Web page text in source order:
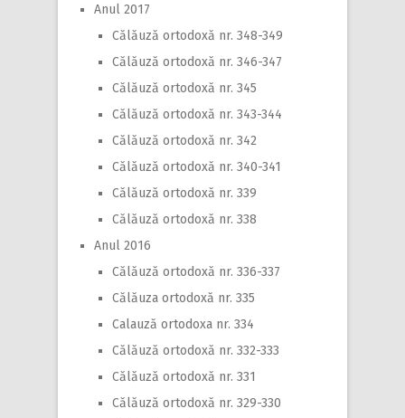
Anul 2017
Călăuză ortodoxă nr. 348-349
Călăuză ortodoxă nr. 346-347
Călăuză ortodoxă nr. 345
Călăuză ortodoxă nr. 343-344
Călăuză ortodoxă nr. 342
Călăuză ortodoxă nr. 340-341
Călăuză ortodoxă nr. 339
Călăuză ortodoxă nr. 338
Anul 2016
Călăuză ortodoxă nr. 336-337
Călăuza ortodoxă nr. 335
Calauză ortodoxa nr. 334
Călăuză ortodoxă nr. 332-333
Călăuză ortodoxă nr. 331
Călăuză ortodoxă nr. 329-330